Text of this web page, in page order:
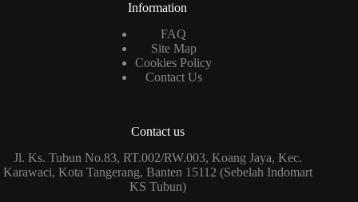
Information
FAQ
Site Map
Cookies Policy
Contact Us
Contact us
Jl. Ks. Tubun No.83, RT.002/RW.003, Koang Jaya, Kec.
Karawaci, Kota Tangerang, Banten 15112 (Sebelah Indomart
KS Tubun)